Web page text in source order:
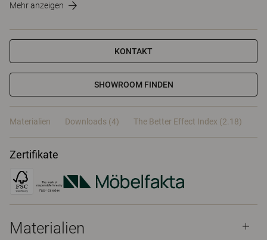
Mehr anzeigen
KONTAKT
SHOWROOM FINDEN
Materialien Downloads (4) The Better Effect Index (2.18)
Zertifikate
Materialien